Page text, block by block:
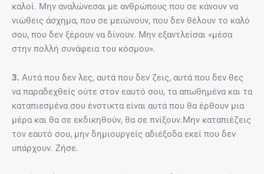
καλοί. Μην αναλώνεσαι με ανθρώπους που σε κάνουν να
νιώθεις άσχημα, που σε μειώνουν, που δεν θέλουν το καλό
σου, που δεν ξέρουν να δίνουν. Μην εξαντλείσαι «μέσα
στην πολλή συνάφεια του κόσμου».
3. Αυτά που δεν λες, αυτά που δεν ζεις, αυτά που δεν θες
να παραδεχθείς ούτε στον εαυτό σου, τα απωθημένα και τα
καταπιεσμένα σου ένστικτα είναι αυτά που θα έρθουν μια
μέρα και θα σε εκδικηθούν, θα σε πνίξουν.Μην καταπιέζεις
τον εαυτό σου, μην δημιουργείς αδιέξοδα εκεί που δεν
υπάρχουν. Ζήσε.